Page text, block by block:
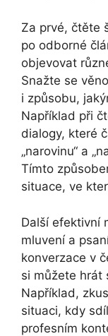
Za prvé, čtěte
po odborné
objevovat
Snažte se
i způsobu,
Například při
dialogy, které
„narovinu“ a
Tímto
situace, ve
Další efektivní
mluvení a
konverzace v
si můžete hrát
Například,
situaci, kdy
profesním